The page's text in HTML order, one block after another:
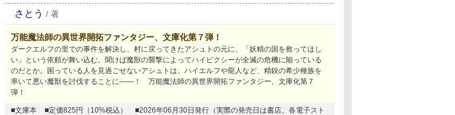
さとう / 著
万能魔法師の異世界開拓ファンタジー、文庫化第７弾！
ダークエルフの里での事件を解決し、村に戻ってきたアシュトの元に、「妖精の国を救ってほし
い」という依頼が舞い込む。聞けば魔獣の襲撃によってハイピクシーが全滅の危機に陥っている
のだとか。困っている人を見過ごせないアシュトは、ハイエルフや龍人など、精鋭の希少種族を
率いて悪い魔獣を討伐することに――！ 万能魔法師の異世界開拓ファンタジー、文庫化第７
弾！
■文庫本 ■定価825円（10%税込）
■2026年06月30日発行（実際の発売日は書店、各電子スト